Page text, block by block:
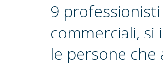
9
commerciali,
le persone